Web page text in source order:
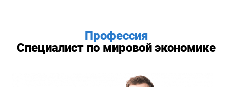
Профессия
Специалист по мировой экономике